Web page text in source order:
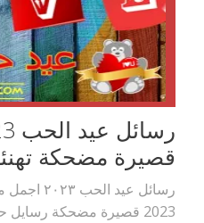
قصيرة مضحكة تهنئة
رسائل عيد
2023 قصيرة مضحكة